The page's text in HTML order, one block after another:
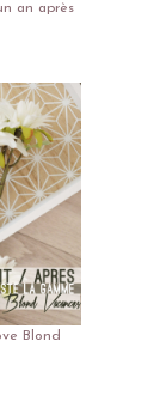
an après
Blond